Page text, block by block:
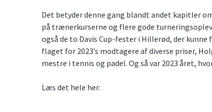
Det betyder denne gang blandt andet kapitler
på trænerkurserne og flere gode
også de to Davis Cup-fester i Hillerød, der kunne
flaget for 2023’s modtagere af diverse priser,
mestre i tennis og padel. Og så var 2023 året,
Læs det hele her: